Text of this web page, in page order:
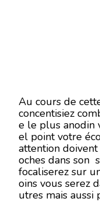
Au cours de
concentisiez
e le plus anodin
el point votre
attention
oches dans son
focaliserez sur
oins vous serez
utres mais aussi